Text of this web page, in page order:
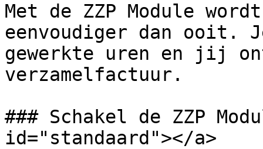
Met de ZZP Module
eenvoudiger dan ooit.
gewerkte uren en jij
verzamelfactuur.
### Schakel de ZZP
id="standaard"></a>